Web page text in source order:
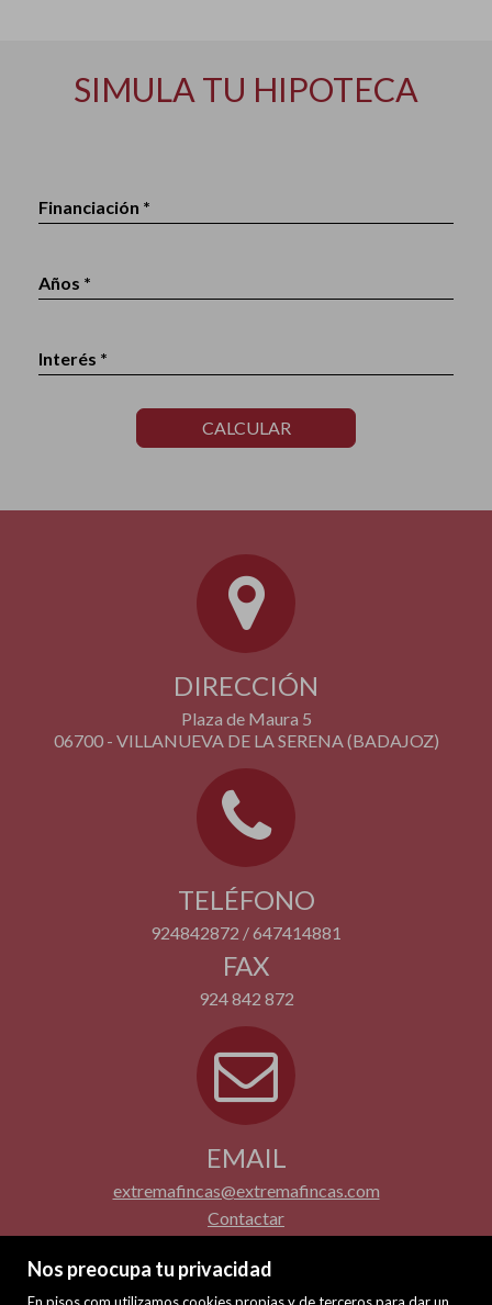
Nos preocupa tu privacidad
SIMULA TU HIPOTECA
Financiación *
Años *
Interés *
CALCULAR
DIRECCIÓN
Plaza de Maura 5
06700 - VILLANUEVA DE LA SERENA (BADAJOZ)
TELÉFONO
924842872 / 647414881
FAX
924 842 872
EMAIL
extremafincas@extremafincas.com
Contactar